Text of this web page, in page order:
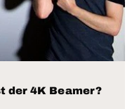
der 4K Beamer?